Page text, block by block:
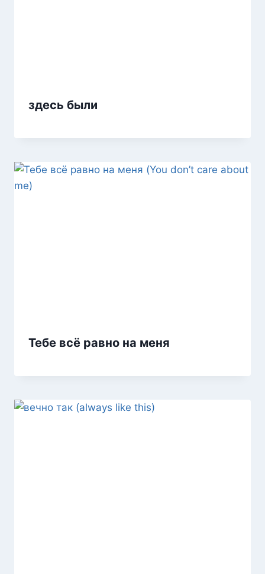
​здесь были
Тебе всё равно на меня